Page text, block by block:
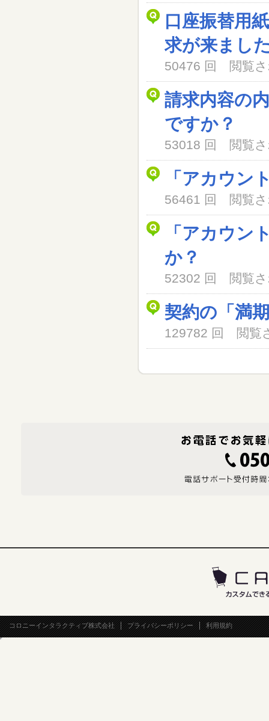
口座振替用
求が来まし
50476 回 閲覧
請求内容の
ですか？
53018 回 閲覧
「アカウン
56461 回 閲覧
「アカウン
か？
52302 回 閲覧
契約の「満
129782 回 閲覧
コロニーインタラクティブ株式会社 プライバシーポリシー 利用規約